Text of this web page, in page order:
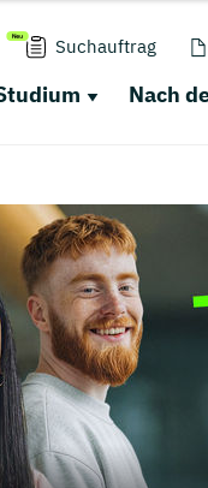
Suchauftrag
Nach